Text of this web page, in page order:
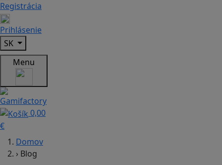
Registrácia
Prihlásenie
SK
Menu
0,00
€
Domov
› Blog